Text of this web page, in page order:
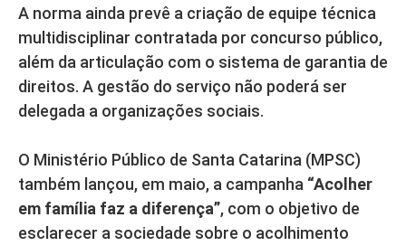
A norma ainda prevê a criação de equipe técnica
multidisciplinar contratada por concurso público,
além da articulação com o sistema de garantia de
direitos. A gestão do serviço não poderá ser
delegada a organizações sociais.
O Ministério Público de Santa Catarina (MPSC)
também lançou, em maio, a campanha “Acolher
em família faz a diferença”, com o objetivo de
esclarecer a sociedade sobre o acolhimento